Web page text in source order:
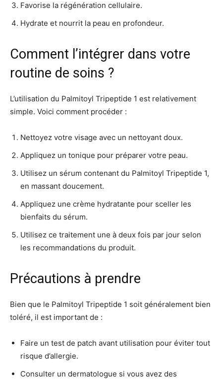
Favorise la régénération cellulaire.
Hydrate et nourrit la peau en profondeur.
Comment l’intégrer dans votre
routine de soins ?
L’utilisation du Palmitoyl Tripeptide 1 est relativement
simple. Voici comment procéder :
Nettoyez votre visage avec un nettoyant doux.
Appliquez un tonique pour préparer votre peau.
Utilisez un sérum contenant du Palmitoyl Tripeptide 1,
en massant doucement.
Appliquez une crème hydratante pour sceller les
bienfaits du sérum.
Utilisez ce traitement une à deux fois par jour selon
les recommandations du produit.
Précautions à prendre
Bien que le Palmitoyl Tripeptide 1 soit généralement bien
toléré, il est important de :
Faire un test de patch avant utilisation pour éviter tout
risque d’allergie.
Consulter un dermatologue si vous avez des